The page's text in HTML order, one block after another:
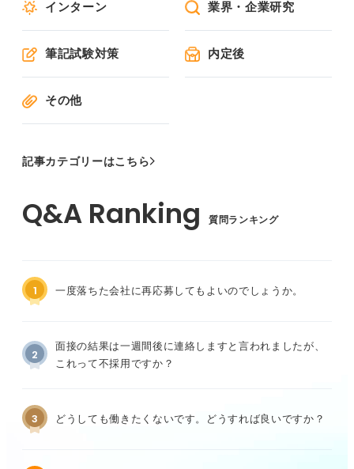
インターン 業界・企業研究
筆記試験対策 内定後
その他
記事カテゴリーはこちら
質問ランキング
1 一度落ちた会社に再応募してもよいのでしょうか。
2
面接の結果は一週間後に連絡しますと言われましたが、
これって不採用ですか？
3 どうしても働きたくないです。どうすれば良いですか？